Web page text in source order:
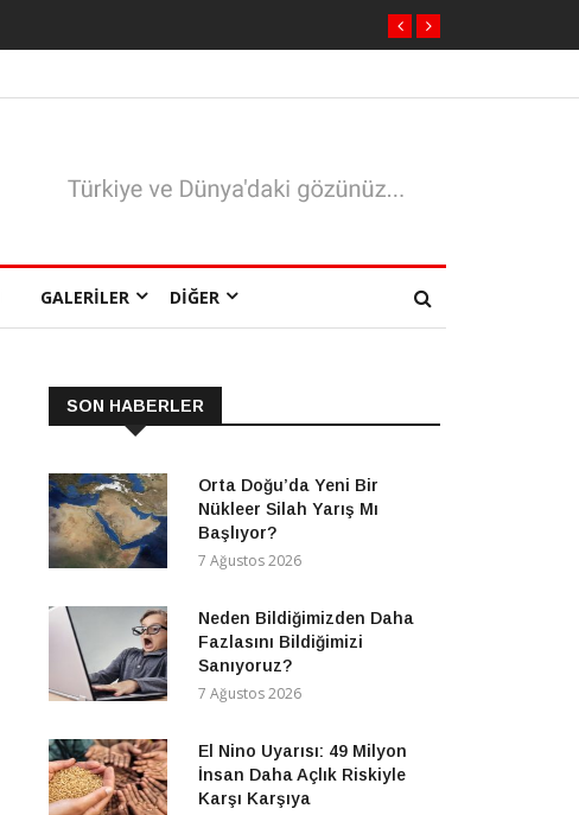
GALERILER DIĞER
SON HABERLER
Orta Doğu’da Yeni Bir
Nükleer Silah Yarış Mı
Başlıyor?
7 Ağustos 2026
Neden Bildiğimizden Daha
Fazlasını Bildiğimizi
Sanıyoruz?
7 Ağustos 2026
El Nino Uyarısı: 49 Milyon
İnsan Daha Açlık Riskiyle
Karşı Karşıya